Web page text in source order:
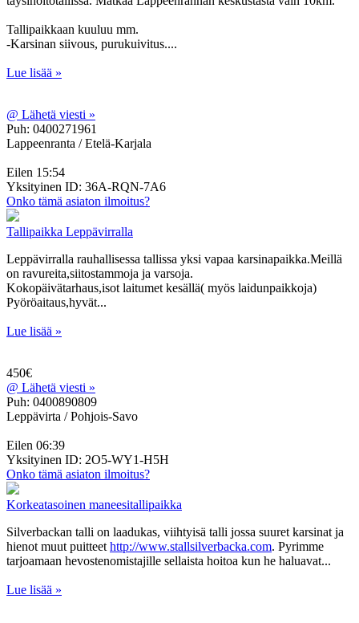
Tallipaikkaan kuuluu mm.
-Karsinan siivous, purukuivitus....
Lue lisää »
@ Lähetä viesti »
Puh: 0400271961
Lappeenranta / Etelä-Karjala
Eilen 15:54
Yksityinen ID: 36A-RQN-7A6
Onko tämä asiaton ilmoitus?
Tallipaikka Leppävirralla
Leppävirralla rauhallisessa tallissa yksi vapaa karsinapaikka.Meillä
on ravureita,siitostammoja ja varsoja.
Kokopäivätarhaus,isot laitumet kesällä( myös laidunpaikkoja)
Pyöröaitaus,hyvät...
Lue lisää »
450€
@ Lähetä viesti »
Puh: 0400890809
Leppävirta / Pohjois-Savo
Eilen 06:39
Yksityinen ID: 2O5-WY1-H5H
Onko tämä asiaton ilmoitus?
Korkeatasoinen maneesitallipaikka
Silverbackan talli on laadukas, viihtyisä talli jossa suuret karsinat ja
hienot muut puitteet http://www.stallsilverbacka.com. Pyrimme
tarjoamaan hevostenomistajille sellaista hoitoa kun he haluavat...
Lue lisää »